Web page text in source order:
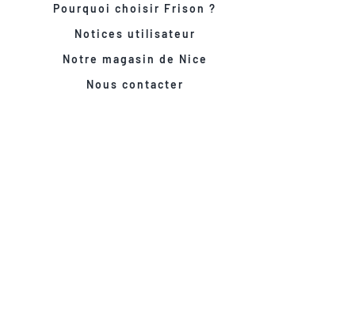
Pourquoi choisir Frison ?
Notices utilisateur
Notre magasin de Nice
Nous contacter